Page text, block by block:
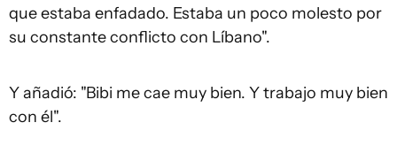
que estaba enfadado. Estaba un poco molesto por
su constante conflicto con Líbano".
Y añadió: "Bibi me cae muy bien. Y trabajo muy bien
con él".